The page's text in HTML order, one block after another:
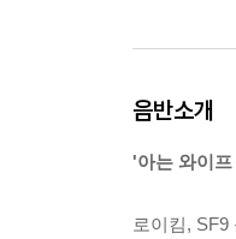
음반소개
'아는 와이
로이킴,